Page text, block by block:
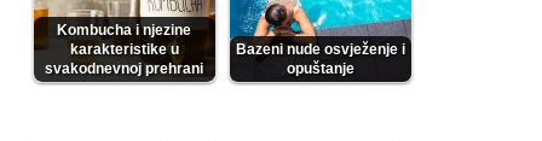
Kombucha i njezine
karakteristike u
svakodnevnoj prehrani
Bazeni nude osvježenje i
opuštanje